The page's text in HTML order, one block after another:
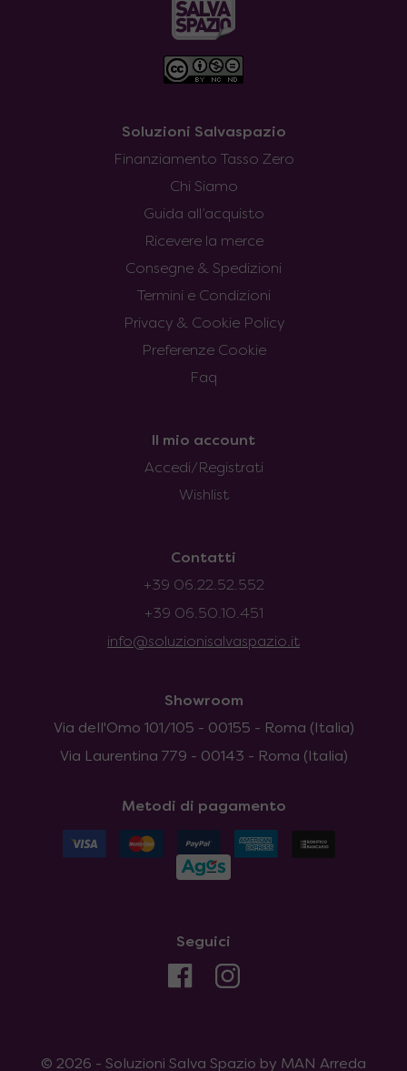
Soluzioni Salvaspazio
Finanziamento Tasso Zero
Chi Siamo
Guida all’acquisto
Ricevere la merce
Consegne & Spedizioni
Termini e Condizioni
Privacy & Cookie Policy
Preferenze Cookie
Faq
Il mio account
Accedi/Registrati
Wishlist
Contatti
+39 06.22.52.552
+39 06.50.10.451
info@soluzionisalvaspazio.it
Showroom
Via dell'Omo 101/105 - 00155 - Roma (Italia)
Via Laurentina 779 - 00143 - Roma (Italia)
Metodi di pagamento
Seguici
© 2026 - Soluzioni Salva Spazio by MAN Arreda